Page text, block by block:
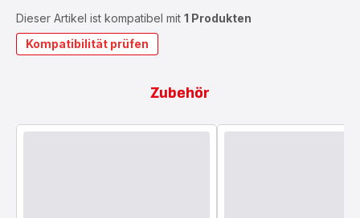
Dieser Artikel ist kompatibel mit 1 Produkten
Kompatibilität prüfen
Zubehör